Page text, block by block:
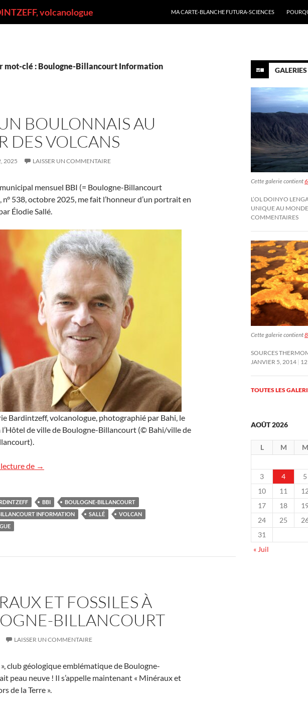
volcanologue
MA CARTE-BLANCHE FUTURA-SCIENCES
mot-clé : Boulogne-Billancourt Information
BOULONNAIS AU
DES VOLCANS
2025 LAISSER UN COMMENTAIRE
mensuel BBI (= Boulogne-Billancourt
538, octobre 2025, me fait l’honneur d’un portrait en
Élodie Sallé.
Bardintzeff, volcanologue, photographié par Bahi, le
de ville de Boulogne-Billancourt (© Bahi/ville de
de BBI – Un boulonnais au cœur des volcans
→
BBI
BOULOGNE-BILLANCOURT
INFORMATION
SALLÉ
VOLCAN
ET FOSSILES À
BILLANCOURT
LAISSER UN COMMENTAIRE
club géologique emblématique de Boulogne-
peau neuve ! Il s’appelle maintenant « Minéraux et
de la Terre ».
GALERIES
Cette galerie contient
L’OL DOINYO
UNIQUE AU MONDE
COMMENTAIRES
Cette galerie contient
SOURCES
JANVIER 5, 2014
TOUTES LES
AOÛT 2026
L M M
3
4 5
10
11 12
17
18
24
25
31
« Juil